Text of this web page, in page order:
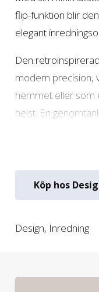
flip-funktion blir
elegant
Den
modern precision,
hemmet eller som
helst. En
Köp hos
Design, Inredning